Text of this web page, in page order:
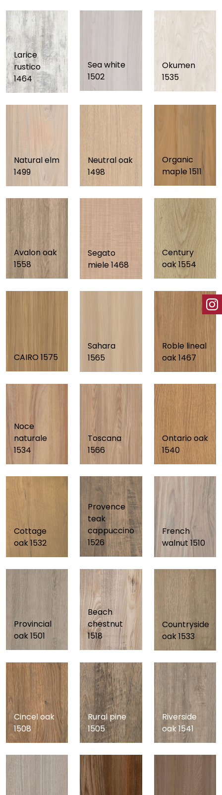
Larice
rustico
1464
Sea white
1502
Okumen
1535
Natural elm
1499
Neutral oak
1498
Organic
maple 1511
Avalon oak
1558
Segato
miele 1468
Century
oak 1554
CAIRO 1575
Sahara
1565
Roble lineal
oak 1467
Noce
naturale
1534
Toscana
1566
Ontario oak
1540
Cottage
oak 1532
Provence
teak
cappuccino
1526
French
walnut 1510
Provincial
oak 1501
Beach
chestnut
1518
Countryside
oak 1533
Cincel oak
1508
Rural pine
1505
Riverside
oak 1541